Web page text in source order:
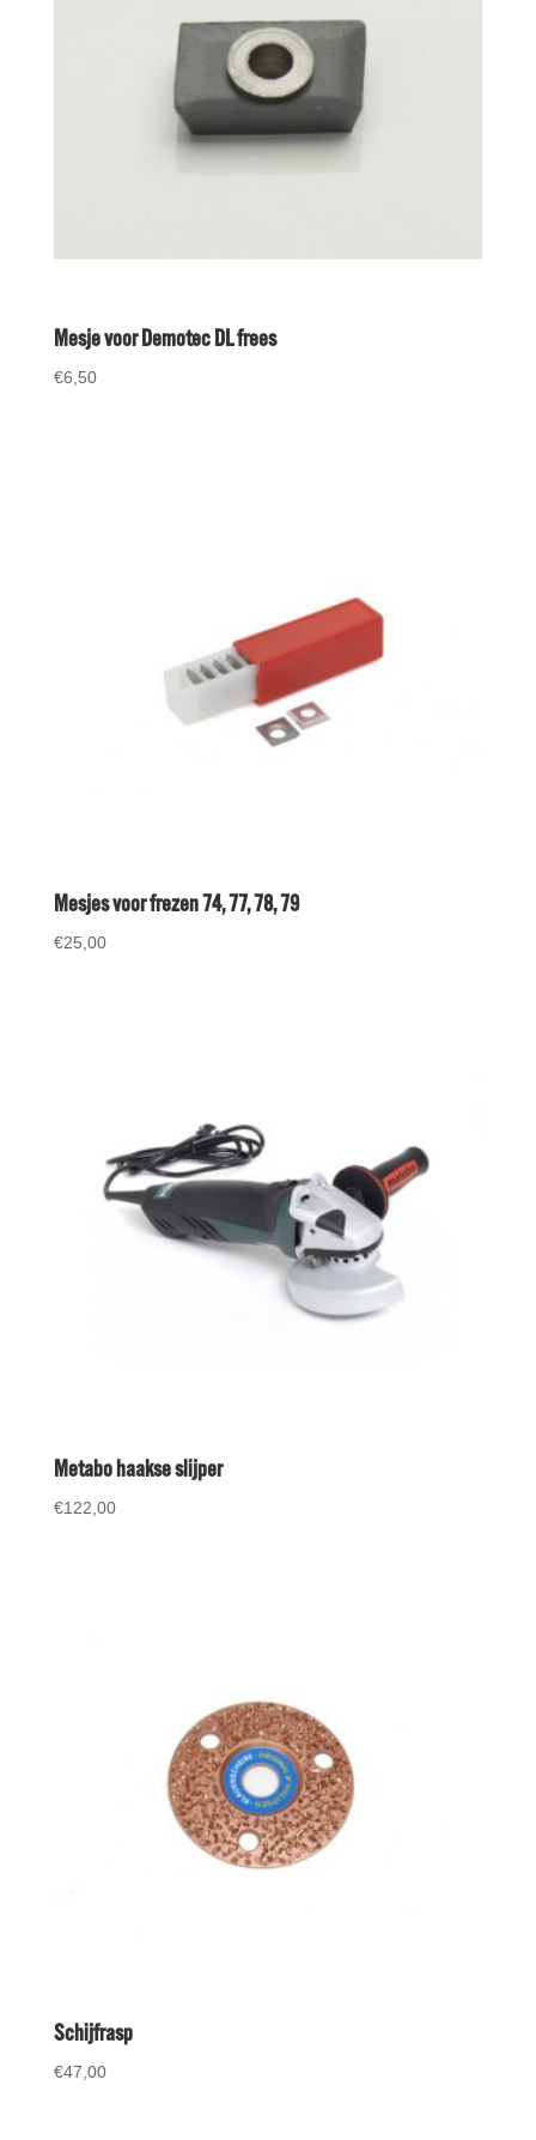
Mesje voor Demotec DL frees
€6,50
Mesjes voor frezen 74, 77, 78, 79
€25,00
Metabo haakse slijper
€122,00
Schijfrasp
€47,00